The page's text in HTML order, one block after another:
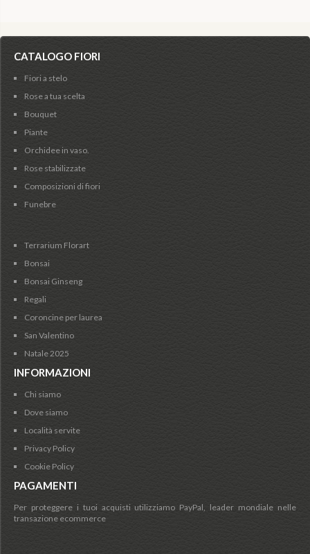
CATALOGO FIORI
Fiori a stelo
Rose a tua scelta
Bouquet
Piante
Orchidee in vaso.
Rose stabilizzate
Composizioni di fiori
Funebre
Terrarium Florart
Bonsai
Bonsai Ginseng
Regali
Coroncine per laurea
San Valentino
Natale 2025
INFORMAZIONI
Chi siamo
Dove siamo
Località servite
Privacy Policy
Cookie Policy
PAGAMENTI
Per proteggere i tuoi acquisti utilizziamo PayPal, leader mondiale nelle
transazione ecommerce